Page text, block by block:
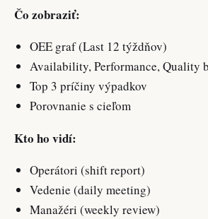
Čo zobraziť:
OEE graf (Last 12 týždňov)
Availability, Performance, Quality
Top 3 príčiny výpadkov
Porovnanie s cieľom
Kto ho vidí:
Operátori (shift report)
Vedenie (daily meeting)
Manažéri (weekly review)